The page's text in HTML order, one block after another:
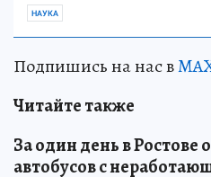
НАУКА
Подпишись на нас в
Читайте также
За один день в Ростове
автобусов с